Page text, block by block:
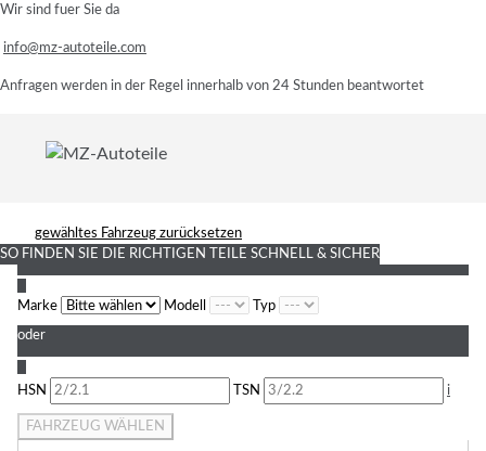
Wir sind fuer Sie da
info@mz-autoteile.com
Anfragen werden in der Regel innerhalb von 24 Stunden beantwortet
gewähltes Fahrzeug zurücksetzen
SO FINDEN SIE DIE RICHTIGEN TEILE SCHNELL & SICHER
Marke
Modell Typ
oder
HSN
TSN i
FAHRZEUG WÄHLEN